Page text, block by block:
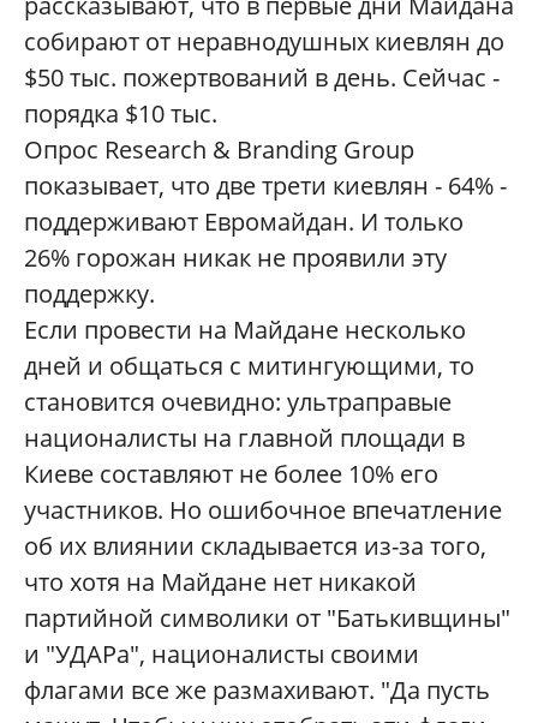
собирают от неравнодушных киевлян до
$50 тыс. пожертвований в день. Сейчас -
порядка $10 тыс.
Опрос Research & Branding Group
показывает, что две трети киевлян - 64% -
поддерживают Евромайдан. И только
26% горожан никак не проявили эту
поддержку.
Если провести на Майдане несколько
дней и общаться с митингующими, то
становится очевидно: ультраправые
националисты на главной площади в
Киеве составляют не более 10% его
участников. Но ошибочное впечатление
об их влиянии складывается из-за того,
что хотя на Майдане нет никакой
партийной символики от "Батькивщины"
и "УДАРа", националисты своими
флагами все же размахивают. "Да пусть